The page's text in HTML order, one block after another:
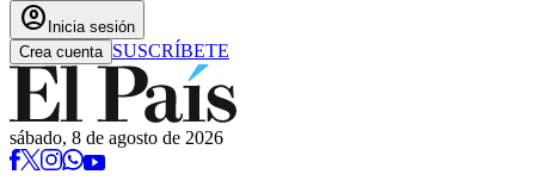
account_circle Inicia sesión
Crea cuenta SUSCRÍBETE
sábado, 8 de agosto de 2026